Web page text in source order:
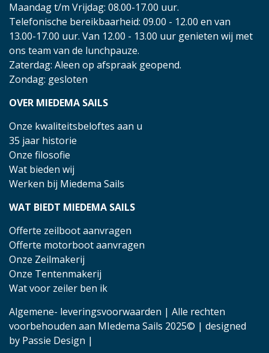
Maandag t/m Vrijdag: 08.00-17.00 uur.
Telefonische bereikbaarheid: 09.00 - 12.00 en van
13.00-17.00 uur. Van 12.00 - 13.00 uur genieten wij met
ons team van de lunchpauze.
Zaterdag: Aleen op afspraak geopend.
Zondag: gesloten
OVER MIEDEMA SAILS
Onze kwaliteitsbeloftes aan u
35 jaar historie
Onze filosofie
Wat bieden wij
Werken bij Miedema Sails
WAT BIEDT MIEDEMA SAILS
Offerte zeilboot aanvragen
Offerte motorboot aanvragen
Onze Zeilmakerij
Onze Tentenmakerij
Wat voor zeiler ben ik
Algemene- leveringsvoorwaarden | Alle rechten
voorbehouden aan MIedema Sails 2025© | designed
by Passie Design |